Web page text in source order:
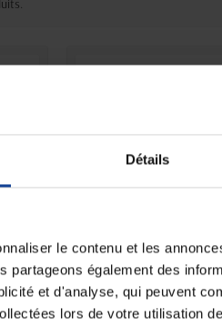
Détails
le contenu et les
partageons également des
et d'analyse, qui peuvent
lors de votre utilisation
Chaise percée de
douche modulaire
122,62 €